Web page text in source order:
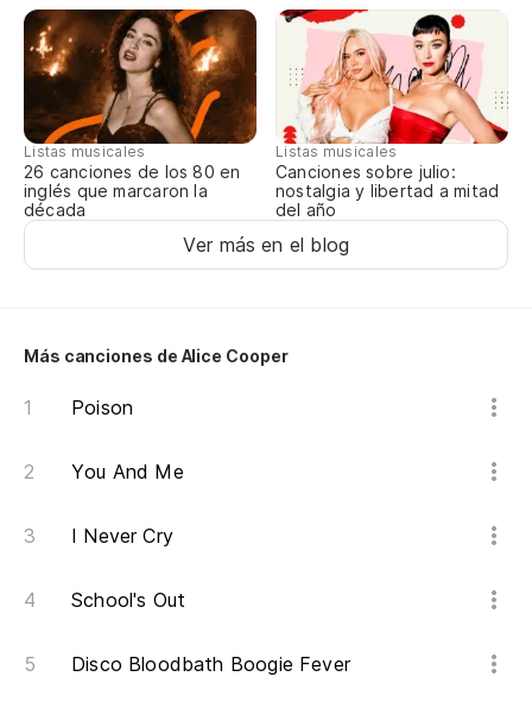
Listas musicales
26 canciones de los 80 en
inglés que marcaron la
década
Listas musicales
Canciones sobre julio:
nostalgia y libertad a mitad
del año
Ver más en el blog
Más canciones de Alice Cooper
Poison
You And Me
I Never Cry
School's Out
Disco Bloodbath Boogie Fever